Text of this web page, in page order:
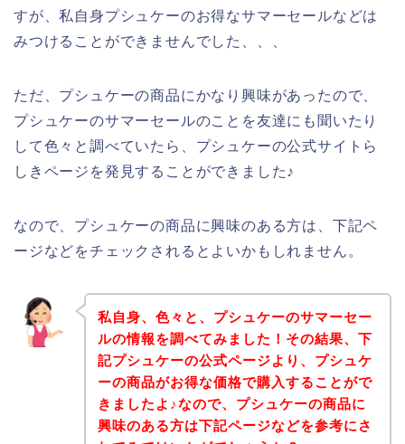
すが、私自身プシュケーのお得なサマーセールなどは
みつけることができませんでした、、、
ただ、プシュケーの商品にかなり興味があったので、
プシュケーのサマーセールのことを友達にも聞いたり
して色々と調べていたら、プシュケーの公式サイトら
しきページを発見することができました♪
なので、プシュケーの商品に興味のある方は、下記ペ
ージなどをチェックされるとよいかもしれません。
私自身、色々と、プシュケーのサマーセー
ルの情報を調べてみました！その結果、下
記プシュケーの公式ページより、プシュケ
ーの商品がお得な価格で購入することがで
きましたよ♪なので、プシュケーの商品に
興味のある方は下記ページなどを参考にさ